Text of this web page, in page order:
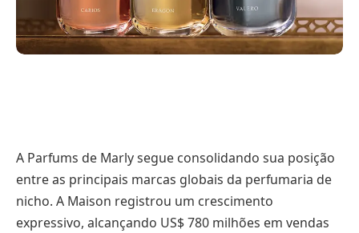
A Parfums de Marly segue consolidando sua posição
entre as principais marcas globais da perfumaria de
nicho. A Maison registrou um crescimento
expressivo, alcançando US$ 780 milhões em vendas